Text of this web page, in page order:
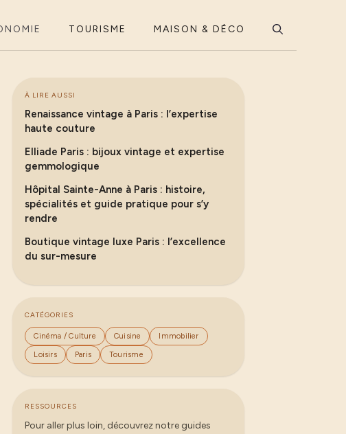
TOURISME MAISON & DÉCO
À LIRE AUSSI
Renaissance vintage à Paris : l’expertise
haute couture
Elliade Paris : bijoux vintage et expertise
gemmologique
Hôpital Sainte-Anne à Paris : histoire,
spécialités et guide pratique pour s’y
rendre
Boutique vintage luxe Paris : l’excellence
du sur-mesure
CATÉGORIES
Cinéma / Culture Cuisine Immobilier
Loisirs Paris Tourisme
RESSOURCES
Pour aller plus loin, découvrez notre guides